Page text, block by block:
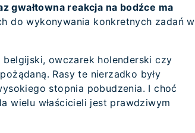
gwałtowna reakcja na bodźce ma
do wykonywania konkretnych zadań w
owczarek holenderski czy
Rasy te nierzadko były
stopnia pobudzenia. I choć
wielu właścicieli jest prawdziwym